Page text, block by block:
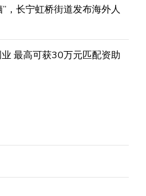
，长宁虹桥街道发布海外人
最高可获30万元匹配资助